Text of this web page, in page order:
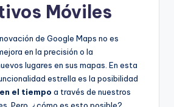
Móviles
de Google Maps no es
en la precisión o la
lugares en sus mapas. En esta
estrella es la posibilidad
el tiempo a través de nuestros